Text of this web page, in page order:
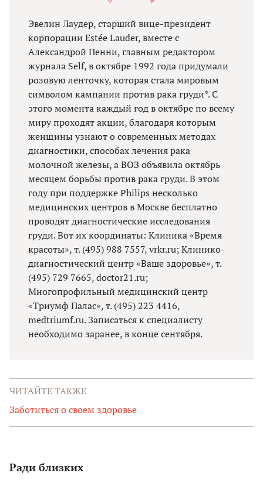
Эвелин Лаудер, старший вице-президент
корпорации Estée Lauder, вместе с
Александрой Пенни, главным редактором
журнала Self, в октябре 1992 года придумали
розовую ленточку, которая стала мировым
символом кампании против рака груди*. C
этого момента каждый год в октябре по всему
миру проходят акции, благодаря которым
женщины узнают о современных методах
диагностики, способах лечения рака
молочной железы, а ВОЗ объявила октябрь
месяцем борьбы против рака груди. В этом
году при поддержке Philips несколько
медицинских центров в Москве бесплатно
проводят диагностические исследования
груди. Вот их координаты: Клиника «Время
красоты», т. (495) 988 7557, vrkr.ru; Клинико-
диагностический центр «Ваше здоровье», т.
(495) 729 7665, doctor21.ru;
Многопрофильный медицинский центр
«Триумф Палас», т. (495) 223 4416,
medtriumf.ru. Записаться к специалисту
необходимо заранее, в конце сентября.
ЧИТАЙТЕ ТАКЖЕ
Заботиться о своем здоровье
Ради близких